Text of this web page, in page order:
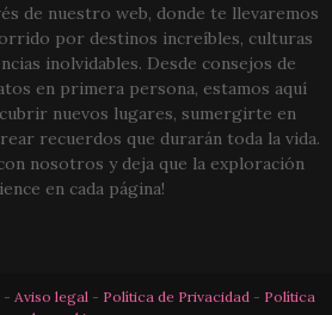
de nuestro web, donde te llevaremos
por destinos increíbles, culturas
inolvidables. Desde consejos de
en primera persona, estamos aquí
nuevos lugares, sumergirte en
recuerdos que durarán toda la vida.
nosotros y deja que la exploración
en cada página!
- Aviso legal - Política de Privacidad - Política